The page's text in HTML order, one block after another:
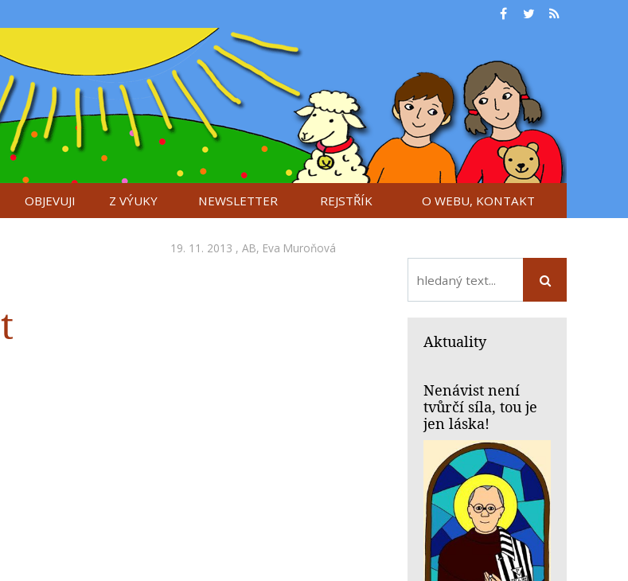
OBJEVUJI Z VÝUKY NEWSLETTER REJSTŘÍK O WEBU, KONTAKT
19. 11. 2013 , AB, Eva Muroňová
Aktuality
Nenávist není
tvůrčí síla, tou je
jen láska!